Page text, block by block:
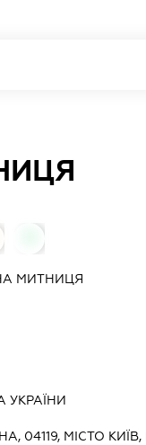
МИТНИЦЯ
04119, МІСТО